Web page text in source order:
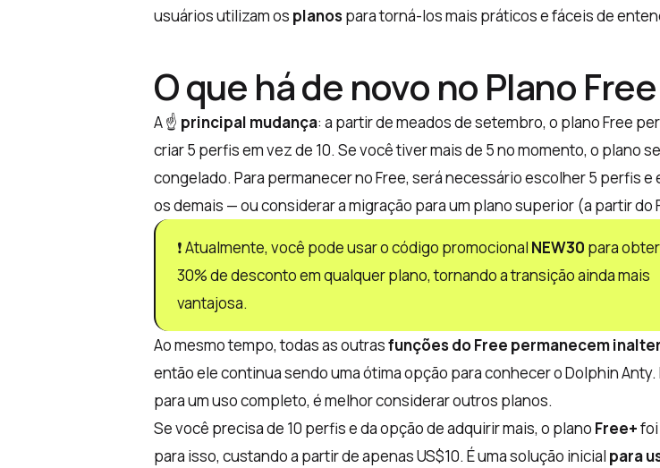
usuários utilizam os planospara torná-los mais práticos e fáceis de
O que há de novo no Plano Free
A ☝️ principal mudança: a partir de meados de setembro, o plano Free
criar 5 perfis em vez de 10. Se você tiver mais de 5 no momento, o plano
congelado. Para permanecer no Free, será necessário escolher 5 perfis e
os demais — ou considerar a migração para um plano superior (a partir do
❗ Atualmente, você pode usar o código promocional NEW30 para obter
30% de desconto em qualquer plano, tornando a transição ainda mais
vantajosa.
Ao mesmo tempo, todas as outrasfunções do Free permanecem
então ele continua sendo uma ótima opção para conhecer o Dolphin Anty.
para um uso completo, é melhor considerar outros planos.
Se você precisa de 10 perfis e da opção de adquirir mais, o plano Free+
para isso, custando a partir de apenas US$10. É uma solução inicial para